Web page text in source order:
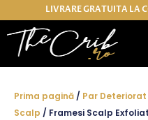
to
content
LIVRARE GRATUITA LA
Prima pagină / Par Deteriorat
Scalp / Framesi Scalp